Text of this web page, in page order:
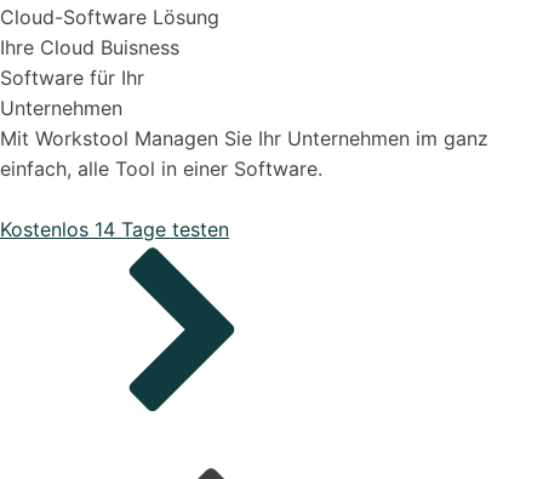
Organisiere deine Aufträge in Überischtlichen
Support & Hilfe
Onboarding Pakete
Cloud-Software Lösung
Ihre Cloud Buisness
Software für Ihr
Unternehmen
Mit Workstool Managen Sie Ihr Unternehmen im ganz
einfach, alle Tool in einer Software.
Kostenlos 14 Tage testen